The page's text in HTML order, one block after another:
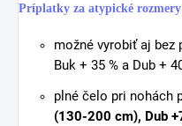
Príplatky za atypické
možné vyrobiť aj bez
Buk + 35 % a Dub +
plné čelo pri nohách
(130-200 cm), Dub